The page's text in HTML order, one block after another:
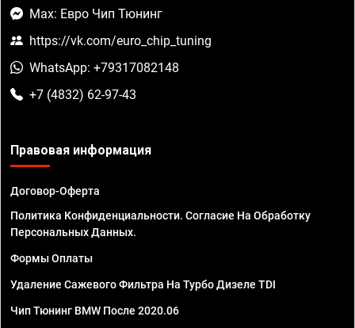
Max: Евро Чип Тюнинг
https://vk.com/euro_chip_tuning
WhatsApp: +79317082148
+7 (4832) 62-97-43
Правовая информация
Договор-Оферта
Политика Конфиденциальности. Согласие На Обработку
Персональных Данных.
Формы Оплаты
Удаление Сажевого Фильтра На Турбо Дизеле TDI
Чип Тюнинг BMW После 2020.06